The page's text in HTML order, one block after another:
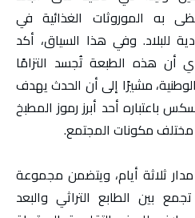
به الموروثات الغذائية في
للبلاد. وفي هذا السياق، أكد
أن هذه الطبعة تُجسد التزامًا
مشيرًا إلى أن الحدث يهدف
باعتباره أحد أبرز رموز المطبخ
مختلف مكونات المجتمع.
ثلاثة أيام، ويتضمن مجموعة
بين الطابع التراثي والبعد